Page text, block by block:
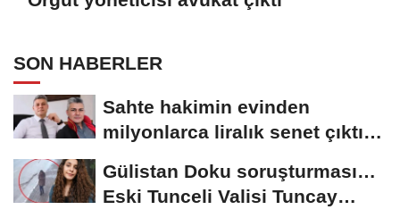
SON HABERLER
Sahte hakimin evinden
milyonlarca liralık senet çıktı:
Gülistan Doku soruşturması…
Eski Tunceli Valisi Tuncay